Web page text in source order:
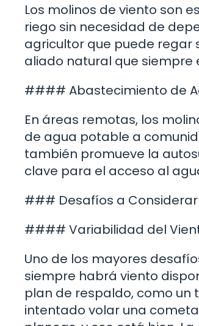
Los molinos de viento son
riego sin necesidad de
agricultor que puede regar
aliado natural que
#### Abastecimiento de
En áreas remotas, los
de agua potable a
también promueve la
clave para el acceso al
### Desafíos a Considerar
#### Variabilidad del
Uno de los mayores
siempre habrá viento
plan de respaldo, como un
intentado volar una